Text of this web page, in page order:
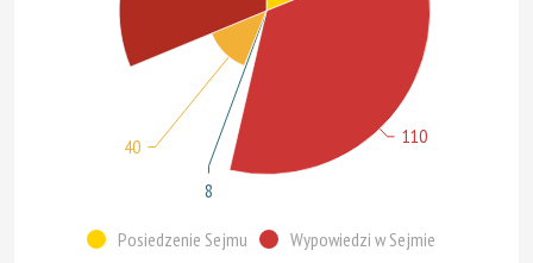
Posiedzenie Sejmu
Wypowiedzi w Sejmie
110
8
40